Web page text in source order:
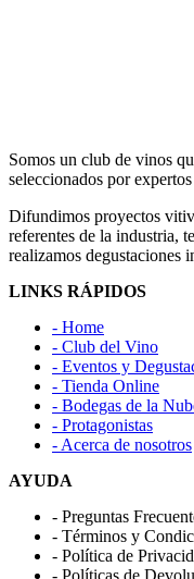
Somos un club de vinos
seleccionados por
Difundimos proyectos
referentes de la industria,
realizamos degustaciones
LINKS RÁPIDOS
- Home
- Club del Vino
- Eventos y
- Tienda Online
- Bodegas de la
- Protagonistas
- Acerca de nosotros
AYUDA
- Preguntas
- Términos y
- Política de
- Políticas de